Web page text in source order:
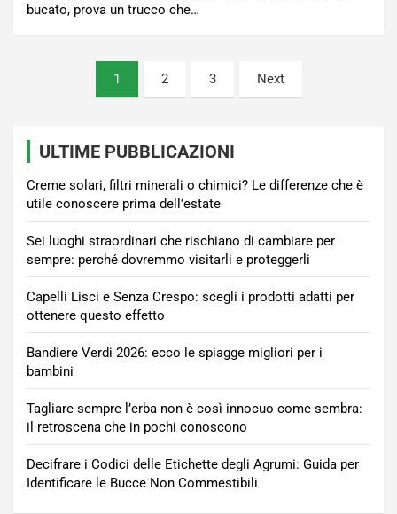
bucato, prova un trucco che…
Paginazione
1 2 3 Next
ULTIME PUBBLICAZIONI
Creme solari, filtri minerali o chimici? Le differenze che è
utile conoscere prima dell’estate
Sei luoghi straordinari che rischiano di cambiare per
sempre: perché dovremmo visitarli e proteggerli
Capelli Lisci e Senza Crespo: scegli i prodotti adatti per
ottenere questo effetto
Bandiere Verdi 2026: ecco le spiagge migliori per i
bambini
Tagliare sempre l’erba non è così innocuo come sembra:
il retroscena che in pochi conoscono
Decifrare i Codici delle Etichette degli Agrumi: Guida per
Identificare le Bucce Non Commestibili